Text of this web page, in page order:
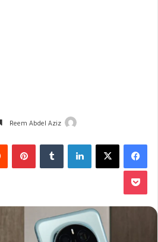
Reem Abdel Aziz
فيسبوك لينكدإن بينتيريست